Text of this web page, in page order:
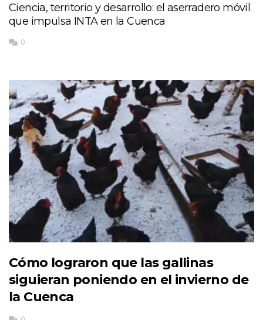
Ciencia, territorio y desarrollo: el aserradero móvil
que impulsa INTA en la Cuenca
0
Cómo lograron que las gallinas
siguieran poniendo en el invierno de
la Cuenca